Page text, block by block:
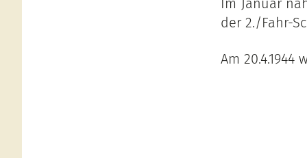
Im Januar
der 2./Fahr-
Am 20.4.1944